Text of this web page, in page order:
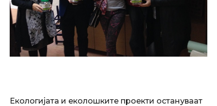
Екологијата и еколошките проекти остануваат